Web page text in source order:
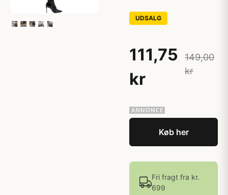
UDSALG
111,75
kr
149,00
kr
Køb her
Fri fragt fra kr.
699